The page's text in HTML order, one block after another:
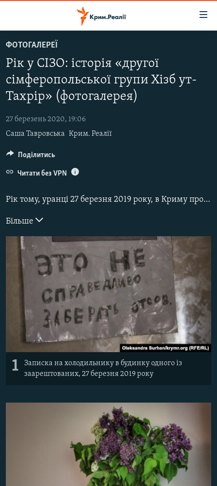
до
основного
матеріалу
Перейти
до
навігації
Перейти
пошуку
ВОДА.КРИМ
ВІДЕО ТА ФОТО
ПОЛІТИКА
БЛОГИ
ПОГЛЯД
ІНТЕРВ'Ю
ВСЕ ЗА ДЕНЬ
СВІДЧЕННЯ ОКУПАЦІЇ
УКРАЇНСЬКА ПРОБЛЕМА КРИМУ
ІНФОГРАФІКА
Русский
Qırımtatar
ДОЛУЧАЙСЯ!
Усі сайти RFE/RL
ФОТОГАЛЕРЕЇ
Рік у СІЗО: історія «другої
сімферопольської групи Хізб ут-
Тахрір» (фотогалерея)
27 березень 2020, 19:06
Саша Тавровська Крим. Реалії
Рік тому, уранці 27 березня 2019 року, в Криму пройшли масові обшуки в будинках кримських татар. Пізніше очевидці цих подій назвали дії співробітників російської ФСБ облавою.
Більше
1
Записка на холодильнику в будинку одного із
заарештованих, 27 березня 2019 року
Поділитись
Читати без VPN